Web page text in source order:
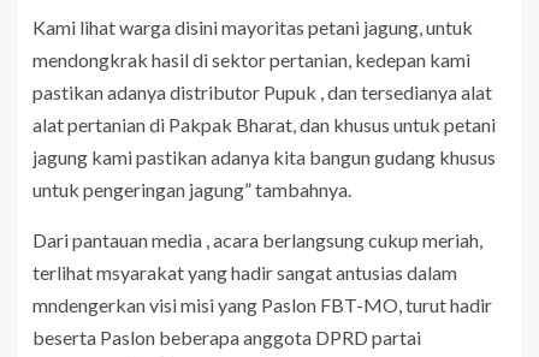
Kami lihat warga disini mayoritas petani jagung, untuk
mendongkrak hasil di sektor pertanian, kedepan kami
pastikan adanya distributor Pupuk , dan tersedianya alat
alat pertanian di Pakpak Bharat, dan khusus untuk petani
jagung kami pastikan adanya kita bangun gudang khusus
untuk pengeringan jagung” tambahnya.
Dari pantauan media , acara berlangsung cukup meriah,
terlihat msyarakat yang hadir sangat antusias dalam
mndengerkan visi misi yang Paslon FBT-MO, turut hadir
beserta Paslon beberapa anggota DPRD partai